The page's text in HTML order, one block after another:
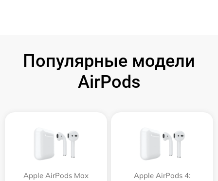
Популярные модели
AirPods
Apple AirPods Max Apple AirPods 4: